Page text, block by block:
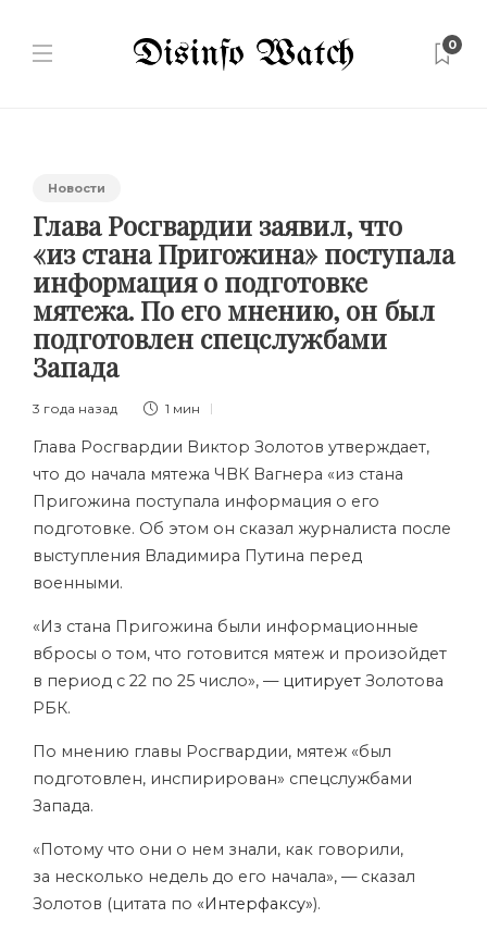
0
Новости
Глава Росгвардии заявил, что
«из стана Пригожина» поступала
информация о подготовке
мятежа. По его мнению, он был
подготовлен спецслужбами
Запада
3 года назад 1 мин
Глава Росгвардии Виктор Золотов утверждает,
что до начала мятежа ЧВК Вагнера «из стана
Пригожина поступала информация о его
подготовке. Об этом он сказал журналиста после
выступления Владимира Путина перед
военными.
«Из стана Пригожина были информационные
вбросы о том, что готовится мятеж и произойдет
в период с 22 по 25 число», — цитирует Золотова
РБК.
По мнению главы Росгвардии, мятеж «был
подготовлен, инспирирован» спецслужбами
Запада.
«Потому что они о нем знали, как говорили,
за несколько недель до его начала», — сказал
Золотов (цитата по «Интерфаксу»).